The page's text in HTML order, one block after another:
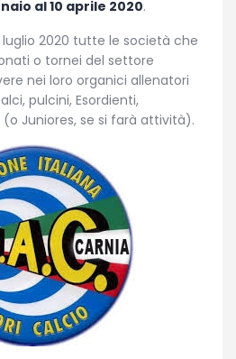
al 10 aprile 2020.
luglio 2020 tutte le società che
o tornei del settore
nei loro organici allenatori
pulcini, Esordienti,
(o Juniores, se si farà attività).